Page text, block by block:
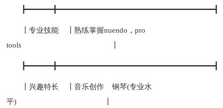
┣━━━━━━╋━━━━━━━━━━━━━━━━━━━━━━━━━━━━━━━━━━━┫
┃专业技能 ┃熟练掌握nuendo，pro
tools ┃
┣━━━━━━╋━━━━━━━━━━━━━━━━━━━━━━━━━━━━━━━━━━━┫
┃兴趣特长 ┃音乐创作 钢琴(专业水
平) ┃